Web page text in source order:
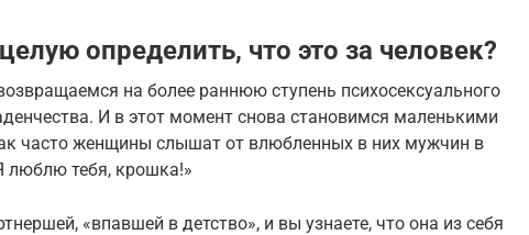
определить, что это за человек?
на более раннюю ступень психосексуального
И в этот момент снова становимся маленькими
часто женщины слышат от влюбленных в них мужчин в
люблю тебя, крошка!»
«впавшей в детство», и вы узнаете, что она из себя